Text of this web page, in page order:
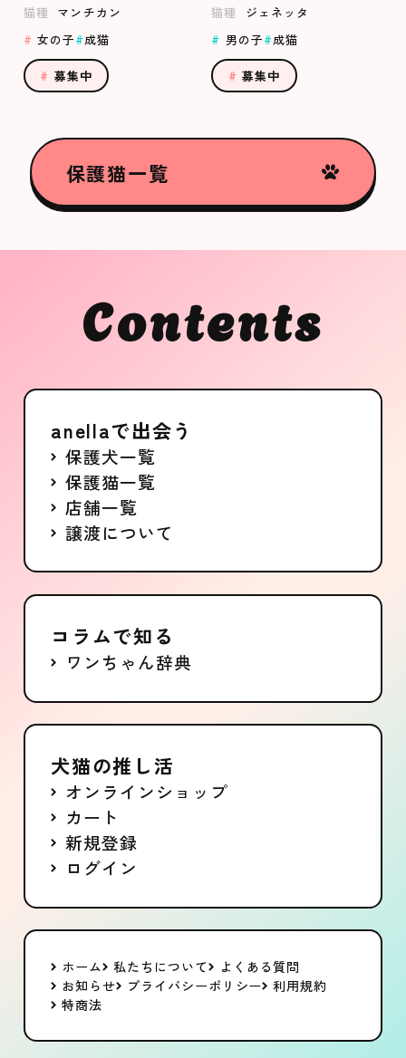
猫種
マンチカン
女の子
成猫
募集中
猫種
ジェネッタ
男の子
成猫
募集中
保護猫一覧
Contents
anellaで出会う
保護犬一覧
保護猫一覧
店舗一覧
譲渡について
コラムで知る
ワンちゃん辞典
犬猫の推し活
オンラインショップ
カート
新規登録
ログイン
ホーム 私たちについて
よくある質問
お知らせ
プライバシーポリシー 利用規約
特商法